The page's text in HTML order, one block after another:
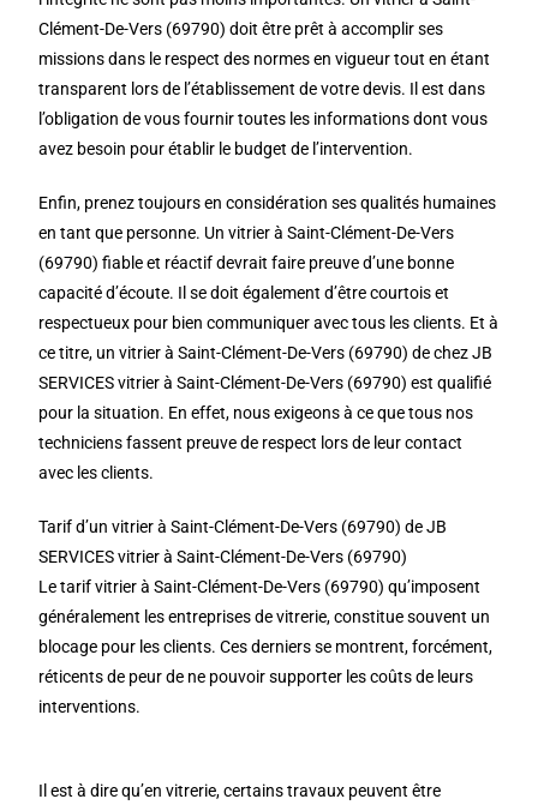
Clément-De-Vers (69790) doit être prêt à accomplir ses
missions dans le respect des normes en vigueur tout en étant
transparent lors de l’établissement de votre devis. Il est dans
l’obligation de vous fournir toutes les informations dont vous
avez besoin pour établir le budget de l’intervention.
Enfin, prenez toujours en considération ses qualités humaines
en tant que personne. Un vitrier à Saint-Clément-De-Vers
(69790) fiable et réactif devrait faire preuve d’une bonne
capacité d’écoute. Il se doit également d’être courtois et
respectueux pour bien communiquer avec tous les clients. Et à
ce titre, un vitrier à Saint-Clément-De-Vers (69790) de chez JB
SERVICES vitrier à Saint-Clément-De-Vers (69790) est qualifié
pour la situation. En effet, nous exigeons à ce que tous nos
techniciens fassent preuve de respect lors de leur contact
avec les clients.
Tarif d’un vitrier à Saint-Clément-De-Vers (69790) de JB
SERVICES vitrier à Saint-Clément-De-Vers (69790)
Le tarif vitrier à Saint-Clément-De-Vers (69790) qu’imposent
généralement les entreprises de vitrerie, constitue souvent un
blocage pour les clients. Ces derniers se montrent, forcément,
réticents de peur de ne pouvoir supporter les coûts de leurs
interventions.
Il est à dire qu’en vitrerie, certains travaux peuvent être